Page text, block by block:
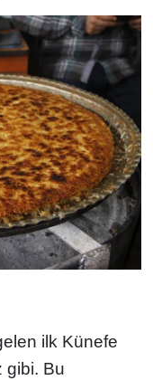
ilk Künefe
gibi. Bu